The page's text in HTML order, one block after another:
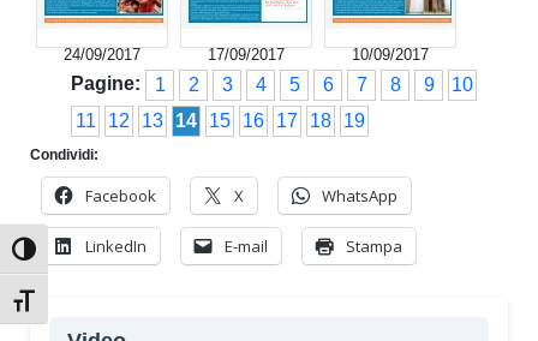
Attiva/disattiva alto contrasto
Attiva/disattiva dimensione testo
24/09/2017 17/09/2017 10/09/2017
Pagine: 1 2 3 4 5 6 7 8 9
10
11
12 13 14 15 16 17 18 19
Condividi:
Facebook X WhatsApp
LinkedIn E-mail Stampa